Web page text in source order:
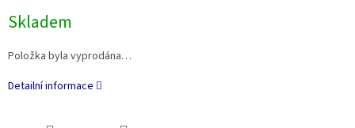
cena:
Skladem
Položka byla vyprodána…
Detailní informace